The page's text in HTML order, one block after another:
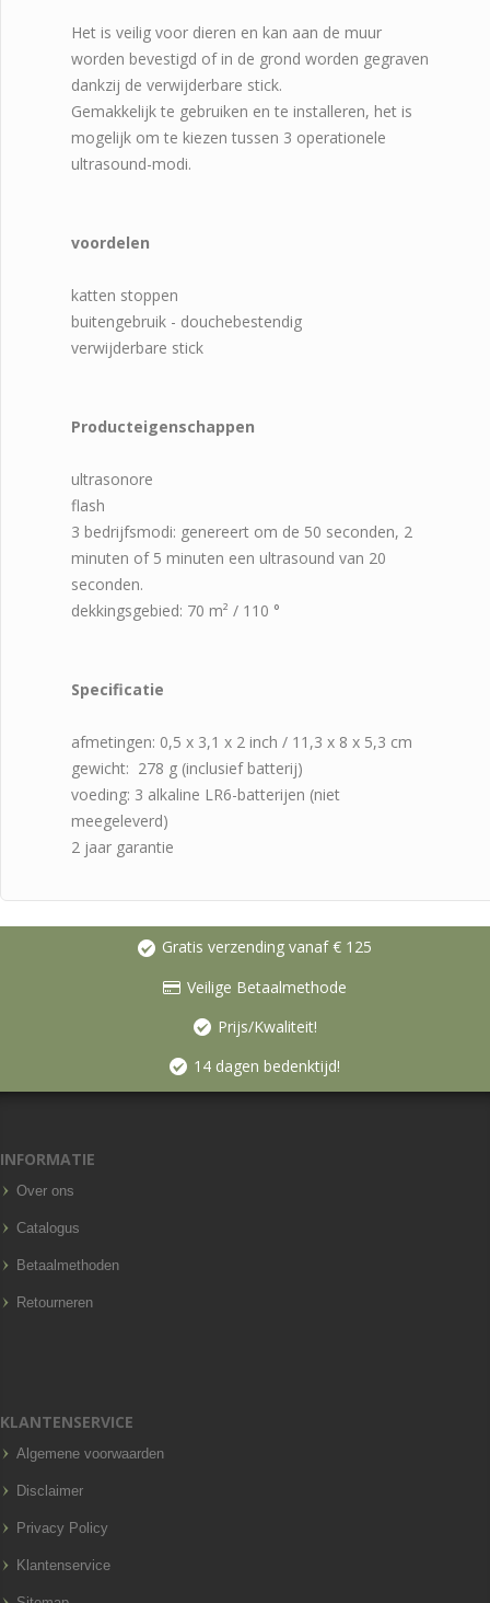
Het is veilig voor dieren en kan aan de muur
worden bevestigd of in de grond worden gegraven
dankzij de verwijderbare stick.
Gemakkelijk te gebruiken en te installeren, het is
mogelijk om te kiezen tussen 3 operationele
ultrasound-modi.
voordelen
katten stoppen
buitengebruik - douchebestendig
verwijderbare stick
Producteigenschappen
ultrasonore
flash
3 bedrijfsmodi: genereert om de 50 seconden, 2
minuten of 5 minuten een ultrasound van 20
seconden.
dekkingsgebied: 70 m² / 110 °
Specificatie
afmetingen: 0,5 x 3,1 x 2 inch / 11,3 x 8 x 5,3 cm
gewicht: 278 g (inclusief batterij)
voeding: 3 alkaline LR6-batterijen (niet
meegeleverd)
2 jaar garantie
Gratis verzending vanaf € 125
Veilige Betaalmethode
Prijs/Kwaliteit!
14 dagen bedenktijd!
INFORMATIE
Over ons
Catalogus
Betaalmethoden
Retourneren
KLANTENSERVICE
Algemene voorwaarden
Disclaimer
Privacy Policy
Klantenservice